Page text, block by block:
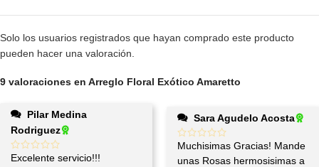
9 valoraciones en Arreglo Floral Exótico Amaretto
Rodriguez
Excelente servicio!!!
Sara Agudelo Acosta
Muchisimas Gracias! Mande
unas Rosas hermosisimas a
Solo los usuarios registrados que hayan comprado este producto
pueden hacer una valoración.